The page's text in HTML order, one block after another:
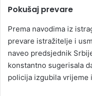
Pokušaj prevare
Prema navodima iz
prevare istražitelje i
naveo predsjednik
konstantno sugerisala
policija izgubila vrijeme